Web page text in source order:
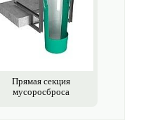
Прямая секция
мусоросброса